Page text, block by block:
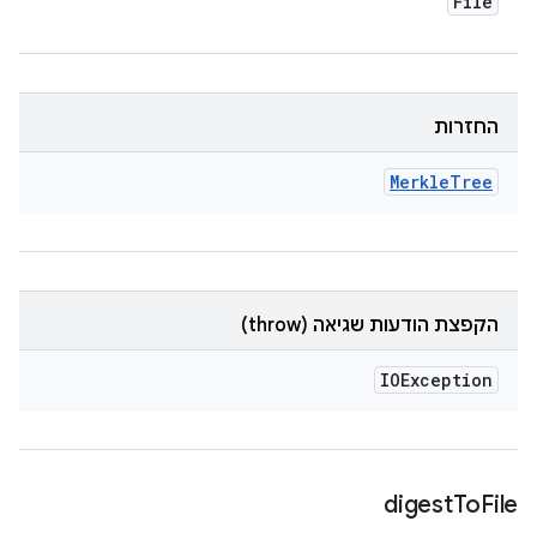
החזרות
MerkleTree
הקפצת הודעות שגיאה (throw)
IOException
digestToFile